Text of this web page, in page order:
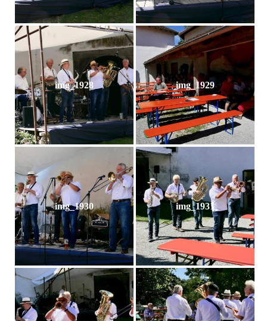
img_1928 img_1929
img_1930 img_1931